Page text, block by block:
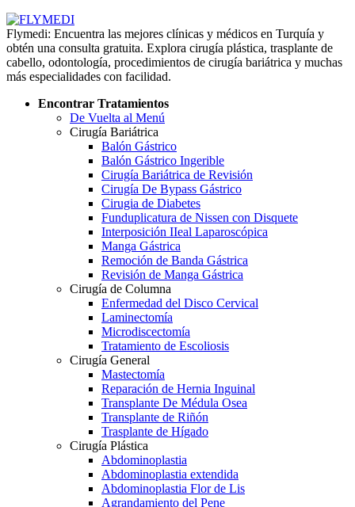
Flymedi: Encuentra las mejores clínicas y médicos en Turquía y
obtén una consulta gratuita. Explora cirugía plástica, trasplante de
cabello, odontología, procedimientos de cirugía bariátrica y muchas
más especialidades con facilidad.
Encontrar Tratamientos
De Vuelta al Menú
Cirugía Bariátrica
Balón Gástrico
Balón Gástrico Ingerible
Cirugía Bariátrica de Revisión
Cirugía De Bypass Gástrico
Cirugia de Diabetes
Funduplicatura de Nissen con Disquete
Interposición IIeal Laparoscópica
Manga Gástrica
Remoción de Banda Gástrica
Revisión de Manga Gástrica
Cirugía de Columna
Enfermedad del Disco Cervical
Laminectomía
Microdiscectomía
Tratamiento de Escoliosis
Cirugía General
Mastectomía
Reparación de Hernia Inguinal
Transplante De Médula Osea
Transplante de Riñón
Trasplante de Hígado
Cirugía Plástica
Abdominoplastia
Abdominoplastia extendida
Abdominoplastia Flor de Lis
Agrandamiento del Pene